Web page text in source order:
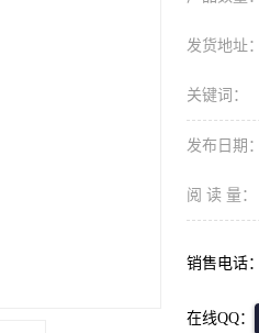
发货地址：
关键词：
发布日期：
阅 读 量：
销售电话：
在线QQ：